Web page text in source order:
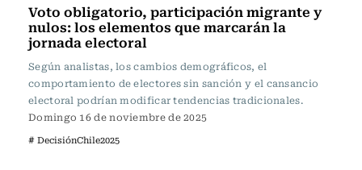
Voto obligatorio, participación migrante y
nulos: los elementos que marcarán la
jornada electoral
Según analistas, los cambios demográficos, el
comportamiento de electores sin sanción y el cansancio
electoral podrían modificar tendencias tradicionales.
Domingo 16 de noviembre de 2025
# DecisiónChile2025